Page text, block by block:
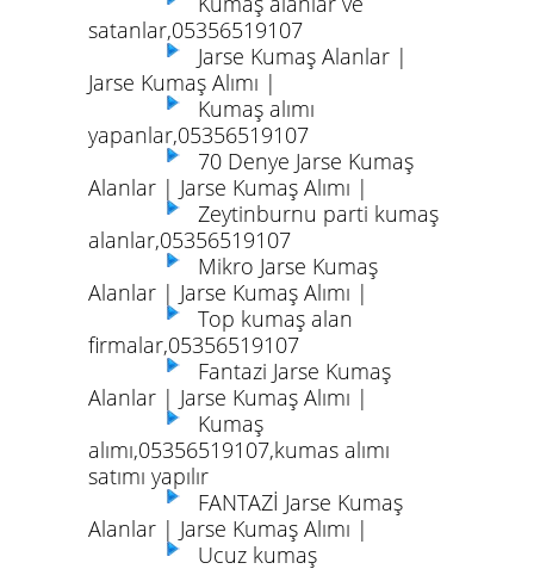
satanlar,05356519107
Jarse Kumaş Alanlar |
Jarse Kumaş Alımı |
Kumaş alımı
yapanlar,05356519107
70 Denye Jarse Kumaş
Alanlar | Jarse Kumaş Alımı |
Zeytinburnu parti kumaş
alanlar,05356519107
Mikro Jarse Kumaş
Alanlar | Jarse Kumaş Alımı |
Top kumaş alan
firmalar,05356519107
Fantazi Jarse Kumaş
Alanlar | Jarse Kumaş Alımı |
Kumaş
alımı,05356519107,kumas alımı
satımı yapılır
FANTAZİ Jarse Kumaş
Alanlar | Jarse Kumaş Alımı |
Ucuz kumaş